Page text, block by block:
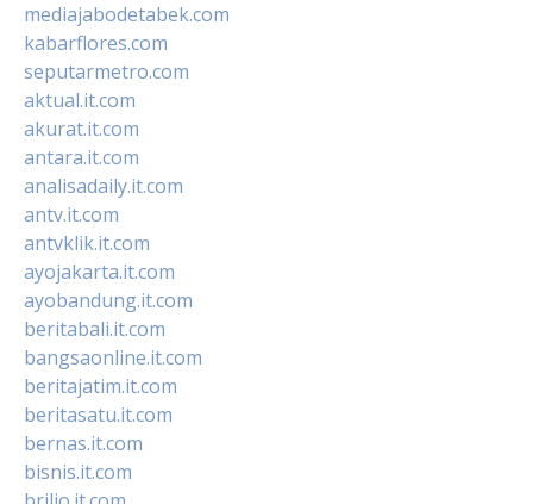
mediajabodetabek.com
kabarflores.com
seputarmetro.com
aktual.it.com
akurat.it.com
antara.it.com
analisadaily.it.com
antv.it.com
antvklik.it.com
ayojakarta.it.com
ayobandung.it.com
beritabali.it.com
bangsaonline.it.com
beritajatim.it.com
beritasatu.it.com
bernas.it.com
bisnis.it.com